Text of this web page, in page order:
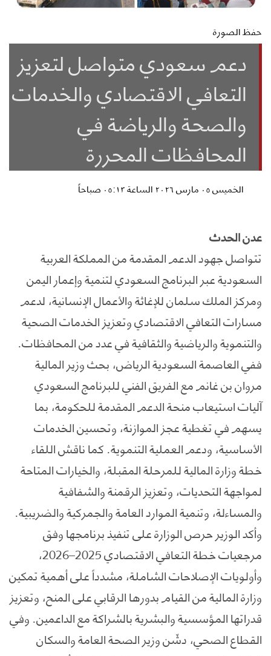
حفظ الصورة
دعم سعودي متواصل لتعزيز
التعافي الاقتصادي والخدمات
والصحة والرياضة في
المحافظات المحررة
الخميس ٠٥ مارس ٢٠٢٦ الساعة ٠٥:١٣ صباحاً
عدن الحدث
تتواصل جهود الدعم المقدمة من المملكة العربية
السعودية عبر البرنامج السعودي لتنمية وإعمار اليمن
ومركز الملك سلمان للإغاثة والأعمال الإنسانية، لدعم
مسارات التعافي الاقتصادي وتعزيز الخدمات الصحية
والتنموية والرياضية والثقافية في عدد من المحافظات.
ففي العاصمة السعودية الرياض، بحث وزير المالية
مروان بن غانم مع الفريق الفني للبرنامج السعودي
آليات استيعاب منحة الدعم المقدمة للحكومة، بما
يسهم في تغطية عجز الموازنة، وتحسين الخدمات
الأساسية، ودعم العملية التنموية. كما ناقش اللقاء
خطة وزارة المالية للمرحلة المقبلة، والخيارات المتاحة
لمواجهة التحديات، وتعزيز الرقمنة والشفافية
والمساءلة، وتنمية الموارد العامة والجمركية والضريبية.
وأكد الوزير حرص الوزارة على تنفيذ برنامجها وفق
مرجعيات خطة التعافي الاقتصادي 2025–2026،
وأولويات الإصلاحات الشاملة، مشدداً على أهمية تمكين
وزارة المالية من القيام بدورها الرقابي على المنح، وتعزيز
قدراتها المؤسسية والبشرية بالشراكة مع الداعمين. وفي
القطاع الصحي، دشّن وزير الصحة العامة والسكان